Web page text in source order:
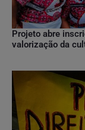
Projeto abre
valorização da